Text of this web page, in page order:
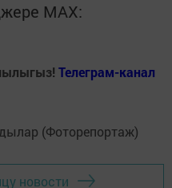
MАХ:
Телеграм-канал
новости